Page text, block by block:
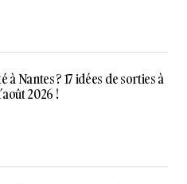
à Nantes ? 17 idées de sorties à
2026 !